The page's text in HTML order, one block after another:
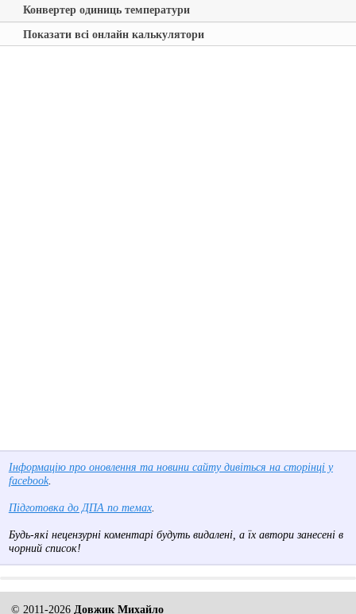
Конвертер одиниць температури
Показати всі онлайн калькулятори
Інформацію про оновлення та новини сайту дивіться на сторінці у
facebook.
Підготовка до ДПА по темах.
Будь-які нецензурні коментарі будуть видалені, а їх автори занесені в
чорний список!
© 2011-2026 Довжик Михайло